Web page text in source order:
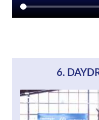
6.